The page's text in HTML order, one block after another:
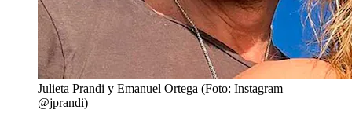
Julieta Prandi y Emanuel Ortega (Foto: Instagram
@jprandi)